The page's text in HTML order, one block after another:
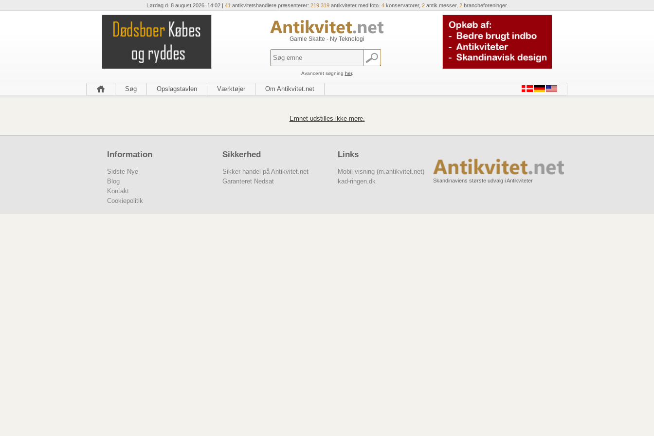
Lørdag d. 8 august 2026 14:02 | 41 antikvitetshandlere præsenterer: 219.319antikviteter med foto. 4konservatorer, 2antik messer, 2brancheforeninger.
Gamle Skatte - Ny Teknologi
Avanceret søgning her.
Søg Opslagstavlen Værktøjer Om Antikvitet.net
Emnet udstilles ikke mere.
Information
Sidste Nye
Blog
Kontakt
Cookiepolitik
Sikkerhed
Sikker handel på Antikvitet.net
Garanteret Nedsat
Links
Mobil visning (m.antikvitet.net)
kad-ringen.dk
Skandinaviens største udvalg i Antikviteter